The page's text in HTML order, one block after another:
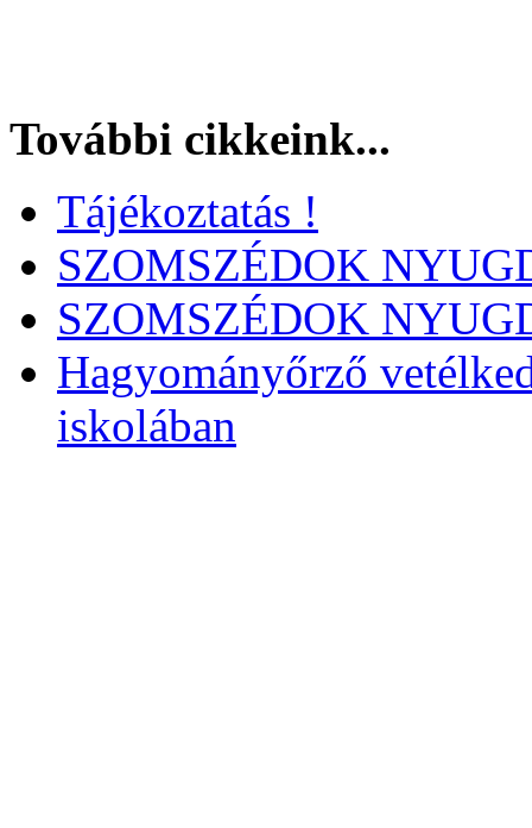
További cikkeink...
Tájékoztatás !
SZOMSZÉDOK
SZOMSZÉDOK
Hagyományőrző
iskolában